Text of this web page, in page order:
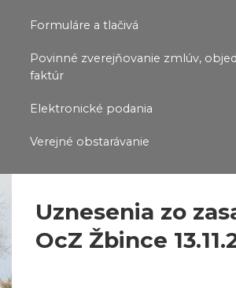
Formuláre a tlačivá
Povinné zverejňovanie zmlúv,
faktúr
Elektronické podania
Verejné obstarávanie
Uznesenia zo
OcZ Žbince